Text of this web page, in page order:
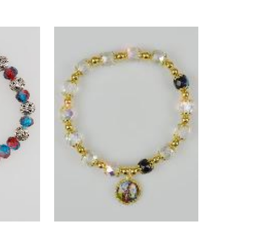
€78.00 €58.50
Huile d'Onction
€9.90